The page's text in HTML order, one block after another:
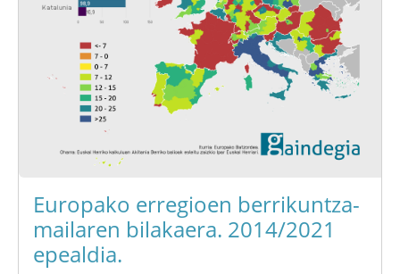
Europako erregioen berrikuntza-
mailaren bilakaera. 2014/2021
epealdia.